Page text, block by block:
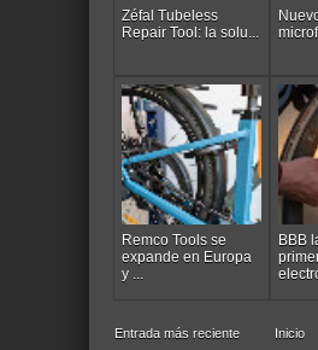
Zéfal Tubeless
Repair Tool: la solu...
Remco Tools se
expande en Europa
y ...
BBB
Entrada más reciente Inicio